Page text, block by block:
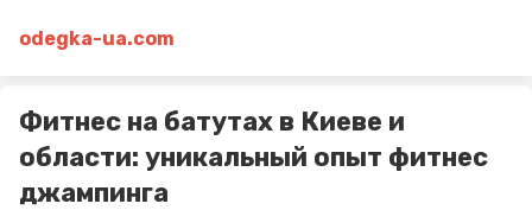
odegka-ua.com
Фитнес на батутах в Киеве и
области: уникальный опыт фитнес
джампинга